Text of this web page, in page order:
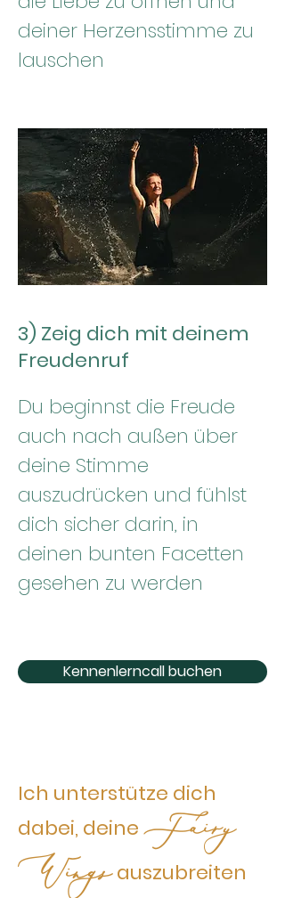
deiner Herzensstimme zu
lauschen
3) Zeig dich mit deinem
Freudenruf
Du beginnst die Freude
auch nach außen über
deine Stimme
auszudrücken und fühlst
dich sicher darin, in
deinen bunten Facetten
gesehen zu werden
Kennenlerncall buchen
Ich unterstütze dich
dabei, deineFairy
Wingsauszubreiten